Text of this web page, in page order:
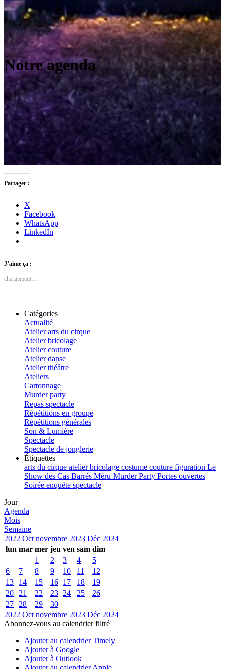
Notre agenda
Partager :
X
Facebook
WhatsApp
LinkedIn
J’aime ça :
chargement…
Catégories
Actualité
Atelier arts du cirque
Atelier bricolage
Atelier couture
Atelier danse
Atelier théâtre
Ateliers
Cartonnage
Murder party
Repas spectacle
Répétitions en groupe
Répétitions générales
Son & Lumière
Spectacle
Spectacle de jonglerie
Étiquettes
arts du cirque atelierbricolage costume couture figuration Le
Show des Cas Barrés Méru Murder Party Portes ouvertes
Soirée enquête spectacle
Jour
Agenda
Mois
Semaine
2022 Oct novembre 2023 Déc 2024
lun mar mer jeu ven sam dim
1
2 3 4
5
6
7 8 9 10 11
12
13
14 15 16 17 18
19
20
21 22 23 24 25
26
27
28 29
30
2022 Oct novembre 2023 Déc 2024
Abonnez-vous au calendrier filtré
Ajouter au calendrier Timely
Ajouter à Google
Ajouter à Outlook